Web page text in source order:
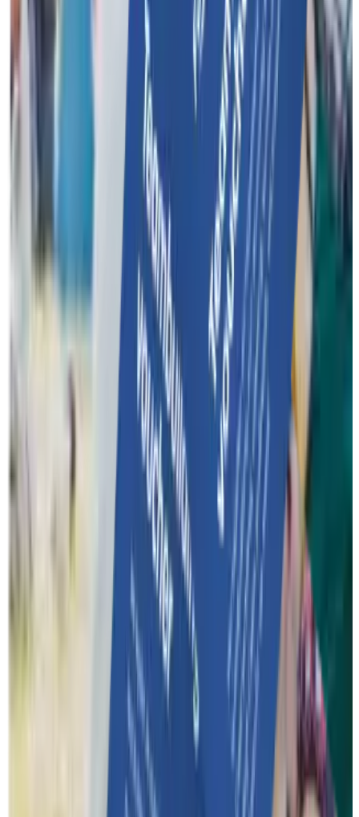
Geef je team een dag om nooit te vergeten! Met een Funkey
Surprise voucher schenk je jouw klanten een waardebon voor
een unieke teambuilding.
Teambuilding waardebon Contact
Over ons
Een woordje uitleg over wat je precies van Funkey mag